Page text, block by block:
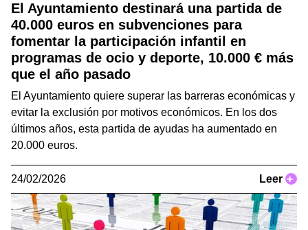
El Ayuntamiento destinará una partida de
40.000 euros en subvenciones para
fomentar la participación infantil en
programas de ocio y deporte, 10.000 € más
que el año pasado
El Ayuntamiento quiere superar las barreras económicas y
evitar la exclusión por motivos económicos. En los dos
últimos años, esta partida de ayudas ha aumentado en
20.000 euros.
24/02/2026 Leer +